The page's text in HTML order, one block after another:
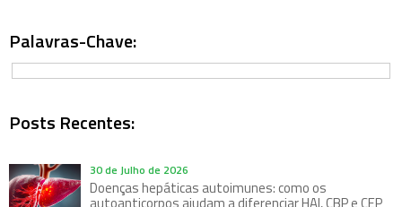
Palavras-Chave:
Posts Recentes:
30 de Julho de 2026
Doenças hepáticas autoimunes: como os